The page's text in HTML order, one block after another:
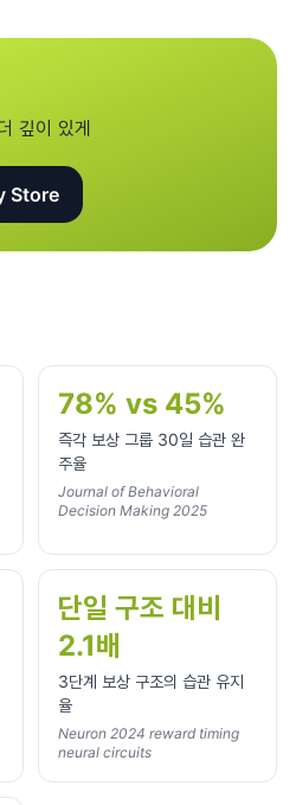
깊이 있게
Store
78% vs 45%
즉각 보상 그룹 30일 습관 완
주율
Journal of Behavioral
Decision Making 2025
단일 구조 대비
2.1배
3단계 보상 구조의 습관 유지
율
Neuron 2024 reward timing
neural circuits